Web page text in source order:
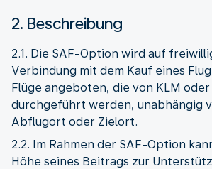
2. Beschreibung
2.1. Die SAF-Option wird auf
Verbindung mit dem Kauf eines
Flüge angeboten, die von KLM
durchgeführt werden, unabhängig
Abflugort oder Zielort.
2.2. Im Rahmen der SAF-Option
Höhe seines Beitrags zur